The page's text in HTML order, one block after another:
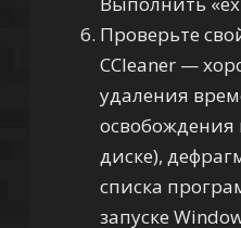
Проверьте
CCleaner —
удаления
освобождения
диске),
списка
запуске